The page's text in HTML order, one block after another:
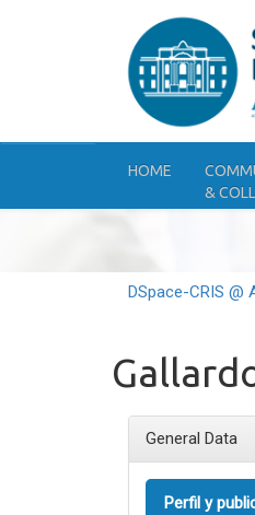
HOME
&
DSpace-CRIS @
General Data
Perfil y